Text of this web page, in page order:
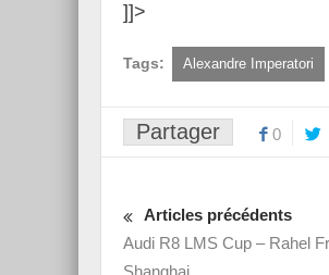
]]>
Tags: Alexandre Imperatori
Partager 0
Articles précédents
Audi R8 LMS Cup – Rahel
Shanghai